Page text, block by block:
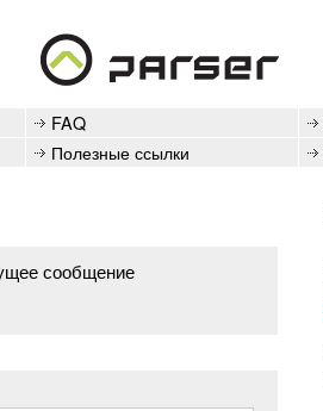
FAQ
Полезные ссылки
сообщение